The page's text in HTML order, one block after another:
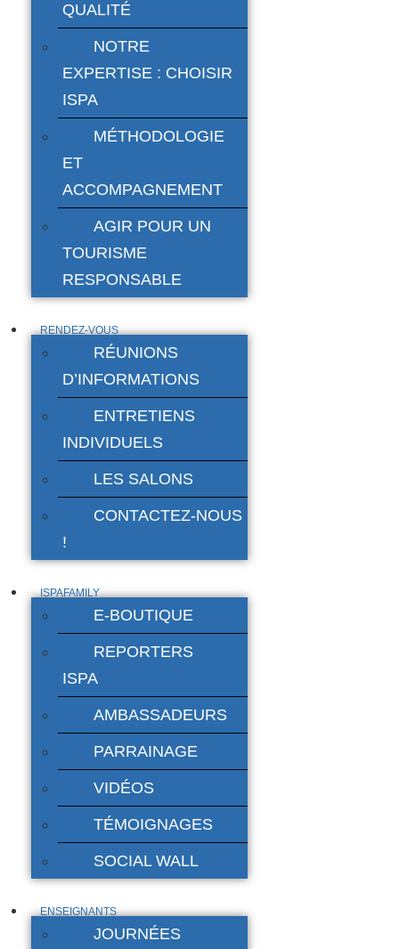
QUALITÉ
NOTRE
EXPERTISE : CHOISIR
ISPA
MÉTHODOLOGIE
ET
ACCOMPAGNEMENT
AGIR POUR UN
TOURISME
RESPONSABLE
RENDEZ-VOUS
RÉUNIONS
D’INFORMATIONS
ENTRETIENS
INDIVIDUELS
LES SALONS
CONTACTEZ-NOUS
!
ISPAFAMILY
E-BOUTIQUE
REPORTERS
ISPA
AMBASSADEURS
PARRAINAGE
VIDÉOS
TÉMOIGNAGES
SOCIAL WALL
ENSEIGNANTS
JOURNÉES